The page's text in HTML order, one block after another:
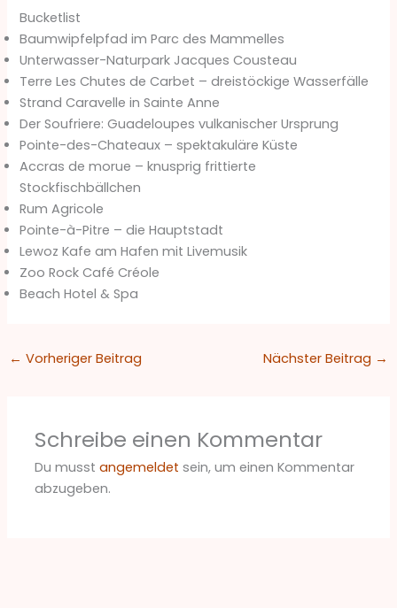
Bucketlist
Baumwipfelpfad im Parc des Mammelles
Unterwasser-Naturpark Jacques Cousteau
Terre Les Chutes de Carbet – dreistöckige Wasserfälle
Strand Caravelle in Sainte Anne
Der Soufriere: Guadeloupes vulkanischer Ursprung
Pointe-des-Chateaux – spektakuläre Küste
Accras de morue – knusprig frittierte
Stockfischbällchen
Rum Agricole
Pointe-à-Pitre – die Hauptstadt
Lewoz Kafe am Hafen mit Livemusik
Zoo Rock Café Créole
Beach Hotel & Spa
← Vorheriger Beitrag Nächster Beitrag →
Schreibe einen Kommentar
Du musstangemeldet sein, um einen Kommentar
abzugeben.